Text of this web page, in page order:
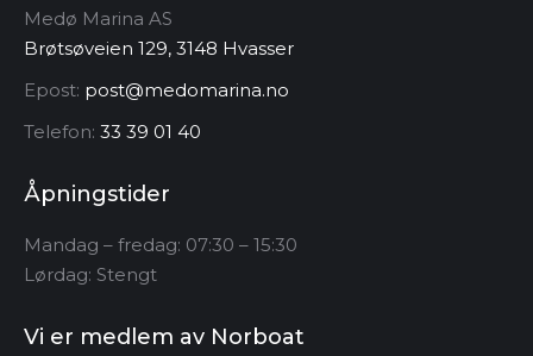
Medø Marina AS
Brøtsøveien 129, 3148 Hvasser
Epost: post@medomarina.no
Telefon: 33 39 01 40
Åpningstider
Mandag – fredag: 07:30 – 15:30
Lørdag: Stengt
Vi er medlem av Norboat